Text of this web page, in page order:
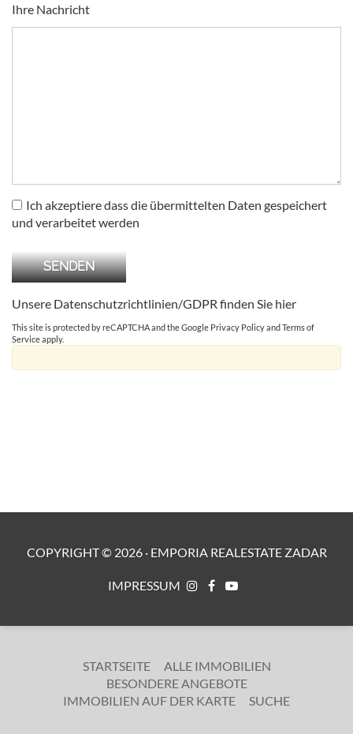
Ihre Nachricht
Ich akzeptiere dass die übermittelten Daten gespeichert
und verarbeitet werden
Unsere Datenschutzrichtlinien/GDPR finden Sie hier
This site is protected by reCAPTCHA and the Google Privacy PolicyandTerms of
Serviceapply.
COPYRIGHT © 2026· EMPORIA REALESTATE ZADAR
IMPRESSUM
STARTSEITE
ALLE IMMOBILIEN
BESONDERE ANGEBOTE
IMMOBILIEN AUF DER KARTE
SUCHE